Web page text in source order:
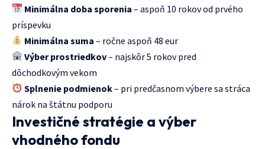
Minimálna doba sporenia – aspoň 10 rokov od prvého
príspevku
Minimálna suma – ročne aspoň 48 eur
Výber prostriedkov– najskôr 5 rokov pred
dôchodkovým vekom
Splnenie podmienok– pri predčasnom výbere sa stráca
nárok na štátnu podporu
Investičné stratégie a výber
vhodného fondu